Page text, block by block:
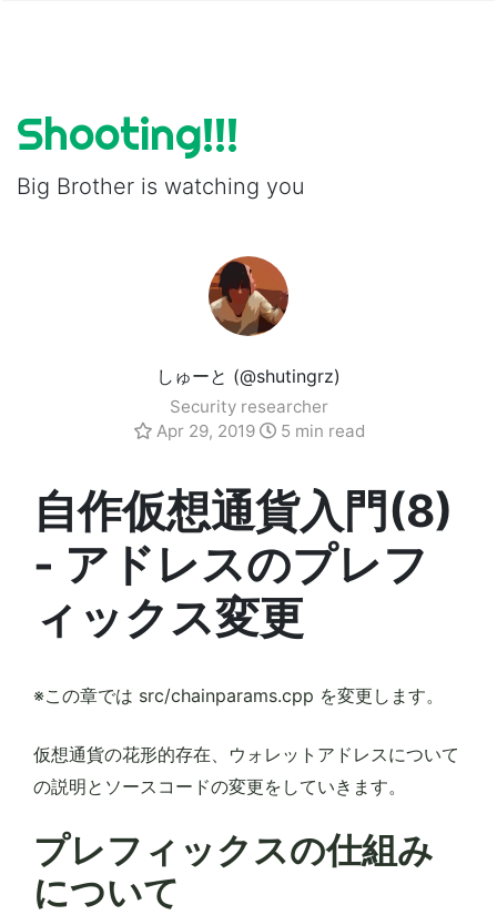
Shooting!!!
Big Brother is watching you
しゅーと (@shutingrz)
Security researcher
Apr 29, 2019
5 min read
自作仮想通貨入門(8)
- アドレスのプレフ
ィックス変更
※この章では src/chainparams.cpp を変更します。
仮想通貨の花形的存在、ウォレットアドレスについて
の説明とソースコードの変更をしていきます。
プレフィックスの仕組み
について